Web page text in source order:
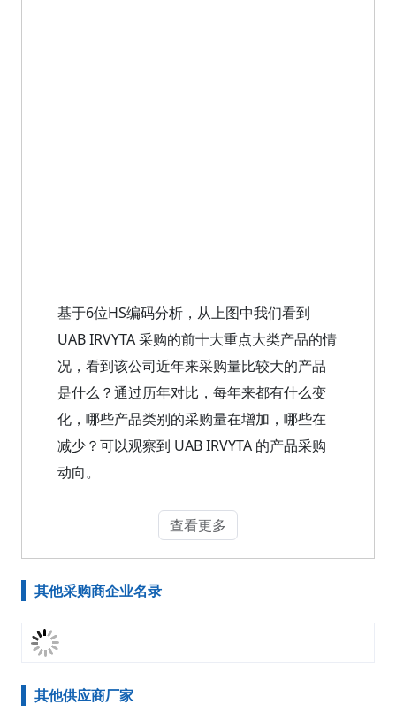
基于6位HS编码分析，从上图中我们看到
UAB IRVYTA 采购的前十大重点大类产品的情
况，看到该公司近年来采购量比较大的产品
是什么？通过历年对比，每年来都有什么变
化，哪些产品类别的采购量在增加，哪些在
减少？可以观察到 UAB IRVYTA 的产品采购
动向。
查看更多
其他采购商企业名录
其他供应商厂家